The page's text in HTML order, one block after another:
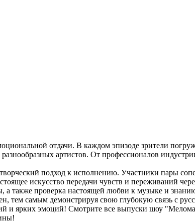
отдачи. В каждом эпизоде зрители
артистов. От профессионалов
подход к исполнению. Участники пары
искусство передачи чувств и переживаний
проверка настоящей любви к музыке и
тем самым демонстрируя свою глубокую связь с
и ярких эмоций! Смотрите все выпуски шоу